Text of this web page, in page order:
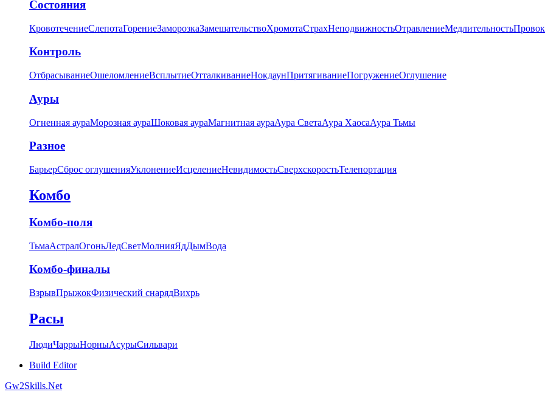
Состояния
КровотечениеСлепотаГорениеЗаморозкаЗамешательствоХромотаСтрахНеподвижностьОтравлениеМедлительность
Контроль
ОтбрасываниеОшеломлениеВсплытиеОтталкиваниеНокдаунПритягиваниеПогружениеОглушение
Ауры
Огненная аураМорозная аураШоковая аураМагнитная аураАура СветаАура ХаосаАура Тьмы
Разное
БарьерСброс оглушенияУклонениеИсцелениеНевидимостьСверхскоростьТелепортация
Комбо
Комбо-поля
ТьмаАстралОгоньЛедСветМолнияЯдДымВода
Комбо-финалы
ВзрывПрыжокФизический снарядВихрь
Расы
ЛюдиЧаррыНорныАсурыСильвари
Build Editor
Gw2Skills.Net